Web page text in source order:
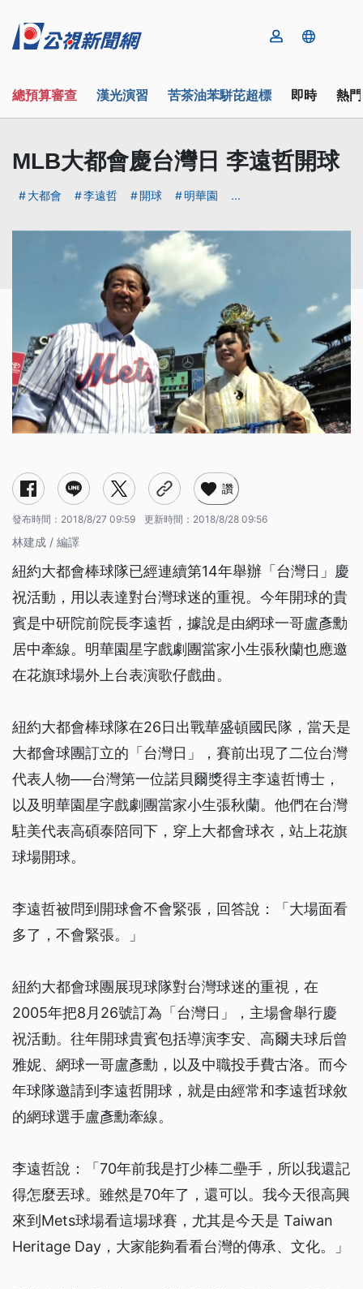
總預算審查 漢光演習 苦茶油苯駢芘超標 即時 熱
MLB大都會慶台灣日 李遠哲開球
大都會 李遠哲 開球 明華園 ...
讚
發布時間： 2018/8/27 09:59 更新時間： 2018/8/28 09:56
林建成 / 編譯
紐約大都會棒球隊已經連續第14年舉辦「台灣日」慶
祝活動，用以表達對台灣球迷的重視。今年開球的貴
賓是中研院前院長李遠哲，據說是由網球一哥盧彥勳
居中牽線。明華園星字戲劇團當家小生張秋蘭也應邀
在花旗球場外上台表演歌仔戲曲。
紐約大都會棒球隊在26日出戰華盛頓國民隊，當天是
大都會球團訂立的「台灣日」，賽前出現了二位台灣
代表人物──台灣第一位諾貝爾獎得主李遠哲博士，
以及明華園星字戲劇團當家小生張秋蘭。他們在台灣
駐美代表高碩泰陪同下，穿上大都會球衣，站上花旗
球場開球。
李遠哲被問到開球會不會緊張，回答說：「大場面看
多了，不會緊張。」
紐約大都會球團展現球隊對台灣球迷的重視，在
2005年把8月26號訂為「台灣日」，主場會舉行慶
祝活動。往年開球貴賓包括導演李安、高爾夫球后曾
雅妮、網球一哥盧彥勳，以及中職投手費古洛。而今
年球隊邀請到李遠哲開球，就是由經常和李遠哲球敘
的網球選手盧彥勳牽線。
李遠哲說：「70年前我是打少棒二壘手，所以我還記
得怎麼丟球。雖然是70年了，還可以。我今天很高興
來到Mets球場看這場球賽，尤其是今天是 Taiwan
Heritage Day，大家能夠看看台灣的傳承、文化。」